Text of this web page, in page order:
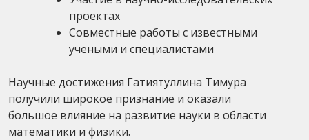
проектах
Совместные работы с известными
учеными и специалистами
Научные достижения Гатиятуллина Тимура
получили широкое признание и оказали
большое влияние на развитие науки в области
математики и физики.